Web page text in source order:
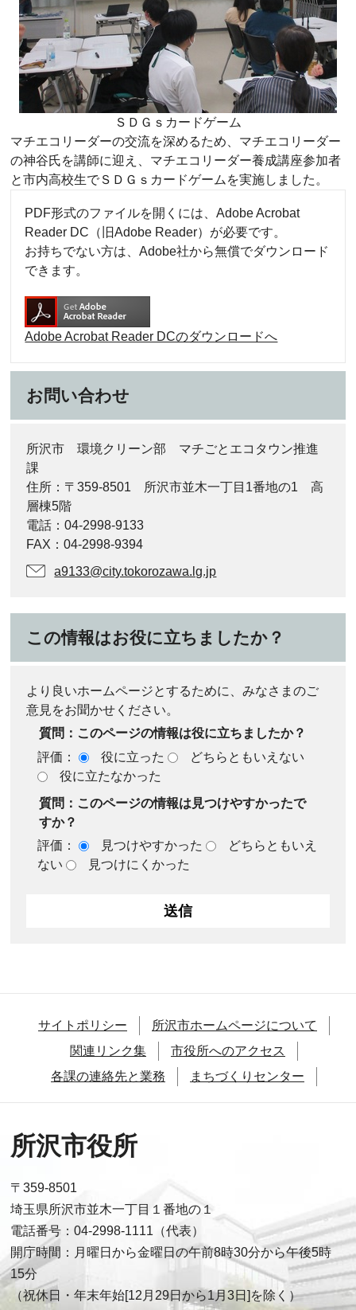
ＳＤＧｓカードゲーム
マチエコリーダーの交流を深めるため、マチエコリーダー
の神谷氏を講師に迎え、マチエコリーダー養成講座参加者
と市内高校生でＳＤＧｓカードゲームを実施しました。
PDF形式のファイルを開くには、Adobe Acrobat
Reader DC（旧Adobe Reader）が必要です。
お持ちでない方は、Adobe社から無償でダウンロード
できます。
Adobe Acrobat Reader DCのダウンロードへ
お問い合わせ
所沢市 環境クリーン部 マチごとエコタウン推進
課
住所：〒359-8501 所沢市並木一丁目1番地の1 高
層棟5階
電話：04-2998-9133
FAX：04-2998-9394
a9133@city.tokorozawa.lg.jp
この情報はお役に立ちましたか？
より良いホームページとするために、みなさまのご
意見をお聞かせください。
質問：このページの情報は役に立ちましたか？
評価：
役に立った
どちらともいえない
役に立たなかった
質問：このページの情報は見つけやすかったで
すか？
評価：
見つけやすかった
どちらともいえ
ない
見つけにくかった
サイトポリシー
所沢市ホームページについて
関連リンク集
市役所へのアクセス
各課の連絡先と業務
まちづくりセンター
所沢市役所
〒359-8501
埼玉県所沢市並木一丁目１番地の１
電話番号：04-2998-1111（代表）
開庁時間：月曜日から金曜日の午前8時30分から午後5時
15分
（祝休日・年末年始[12月29日から1月3日]を除く）